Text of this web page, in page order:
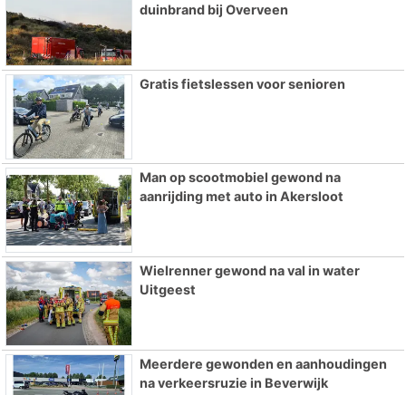
duinbrand bij Overveen
Gratis fietslessen voor senioren
Man op scootmobiel gewond na
aanrijding met auto in Akersloot
Wielrenner gewond na val in water
Uitgeest
Meerdere gewonden en aanhoudingen
na verkeersruzie in Beverwijk